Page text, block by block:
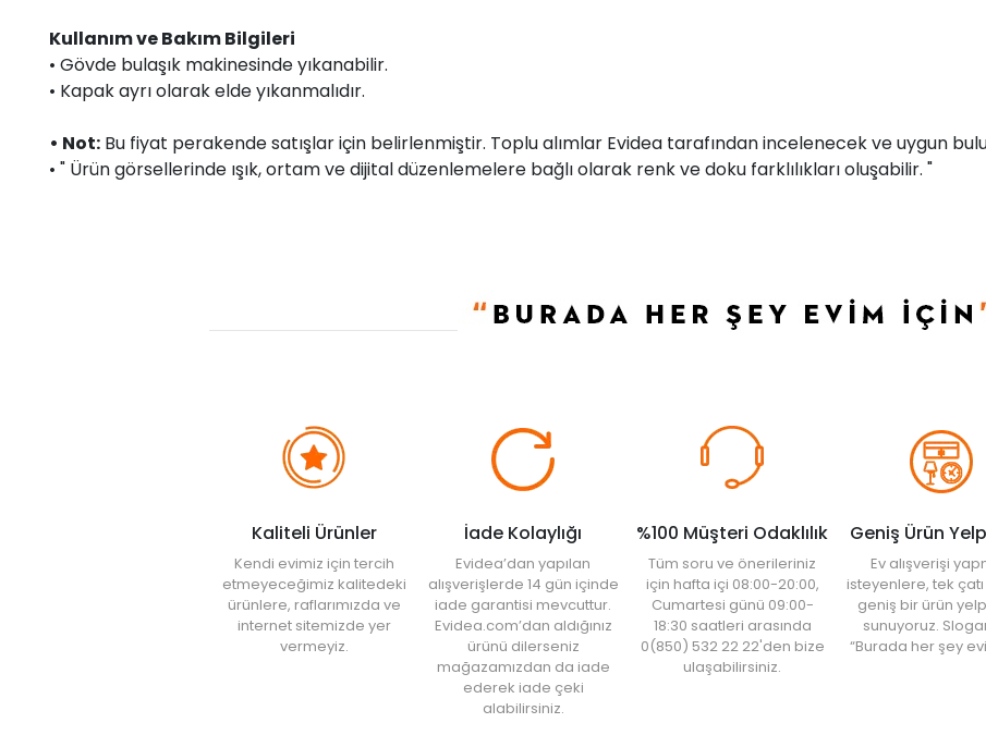
Kullanım ve Bakım Bilgileri
• Gövde bulaşık makinesinde yıkanabilir.
• Kapak ayrı olarak elde yıkanmalıdır.
• Not: Bu fiyat perakende satışlar için belirlenmiştir. Toplu alımlar Evidea tarafından incelenecek ve uygun
• " Ürün görsellerinde ışık, ortam ve dijital düzenlemelere bağlı olarak renk ve doku farklılıkları oluşabilir. "
Kaliteli Ürünler
Kendi evimiz için tercih
etmeyeceğimiz kalitedeki
ürünlere, raflarımızda ve
internet sitemizde yer
vermeyiz.
İade Kolaylığı
Evidea’dan yapılan
alışverişlerde 14 gün içinde
iade garantisi mevcuttur.
Evidea.com’dan aldığınız
ürünü dilerseniz
mağazamızdan da iade
ederek iade çeki
alabilirsiniz.
%100 Müşteri Odaklılık
Tüm soru ve önerileriniz
için hafta içi 08:00-20:00,
Cumartesi günü 09:00-
18:30 saatleri arasında
0(850) 532 22 22'den bize
ulaşabilirsiniz.
Geniş Ürün
Ev alışverişi
isteyenlere, tek çatı
geniş bir ürün
sunuyoruz.
“Burada her şey